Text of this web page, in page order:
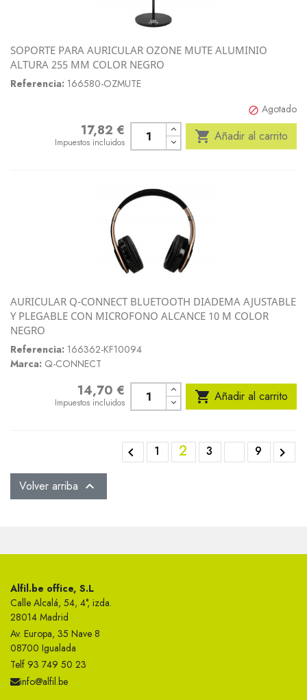
SOPORTE PARA AURICULAR OZONE MUTE ALUMINIO
ALTURA 255 MM COLOR NEGRO
Referencia: 166580-OZMUTE
 Agotado
17,82 €
Impuestos incluidos  Añadir al carrito
AURICULAR Q-CONNECT BLUETOOTH DIADEMA AJUSTABLE
Y PLEGABLE CON MICROFONO ALCANCE 10 M COLOR
NEGRO
Referencia: 166362-KF10094
Marca: Q-CONNECT
Precio14,70 €
Impuestos incluidos  Añadir al carrito
 1 2 3 9 
Volver arriba 
Alfil.be office, S.L
Calle Alcalá, 54, 4°, izda.
28014 Madrid
Av. Europa, 35 Nave 8
08700 Igualada
Telf 93 749 50 23
info@alfil.be